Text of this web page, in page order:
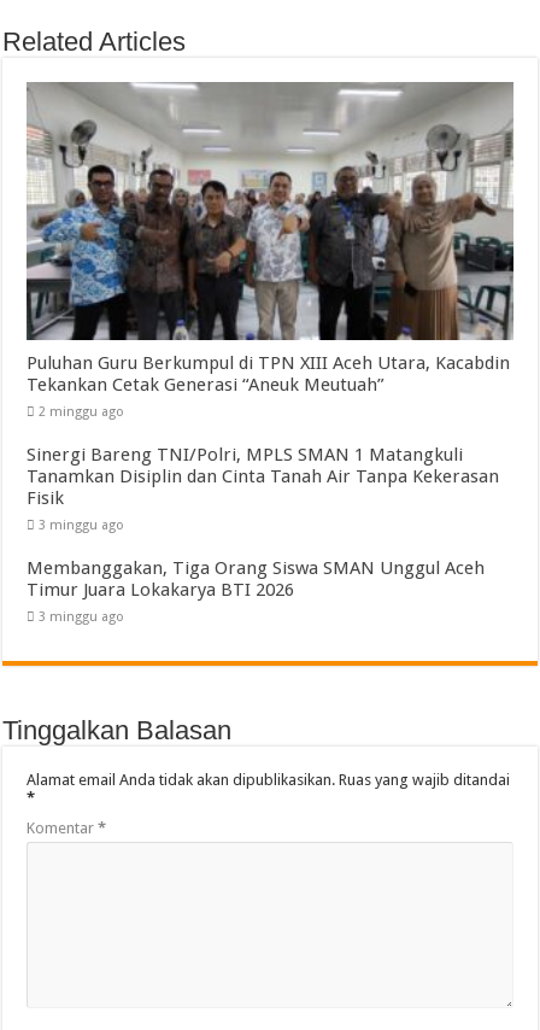
Related Articles
Puluhan Guru Berkumpul di TPN XIII Aceh Utara, Kacabdin
Tekankan Cetak Generasi “Aneuk Meutuah”
2 minggu ago
Sinergi Bareng TNI/Polri, MPLS SMAN 1 Matangkuli
Tanamkan Disiplin dan Cinta Tanah Air Tanpa Kekerasan
Fisik
3 minggu ago
Membanggakan, Tiga Orang Siswa SMAN Unggul Aceh
Timur Juara Lokakarya BTI 2026
3 minggu ago
Tinggalkan Balasan
Alamat email Anda tidak akan dipublikasikan. Ruas yang wajib ditandai
*
Komentar*